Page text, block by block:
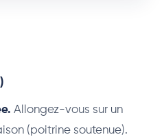
Allongez-vous sur un
(poitrine soutenue).